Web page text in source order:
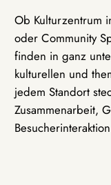
Ob Kulturzentrum
oder Community
finden in ganz
kulturellen und
jedem Standort
Zusammenarbeit,